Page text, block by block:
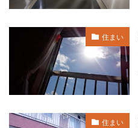
住まい
住まい